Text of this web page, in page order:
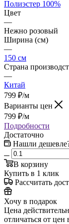
Полиэстер 100%
Цвет
—
Нежно розовый
Ширина (см)
—
150 см
Страна
—
Китай
799 ₽/м
Варианты цен
799 ₽/м
Подробности
Достаточно
Нашли
В корзину
Купить в 1 клик
Рассчитать
Хочу в подарок
Цена
отличаться от